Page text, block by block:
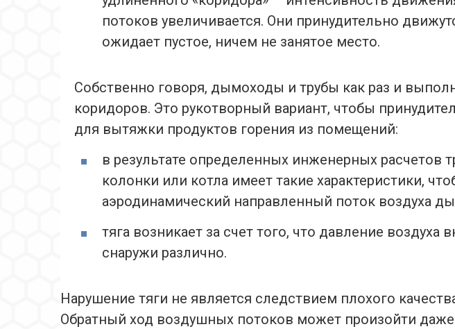
потоков увеличивается. Они принудительно
ожидает пустое, ничем не занятое место.
Собственно говоря, дымоходы и трубы как раз и
коридоров. Это рукотворный вариант, чтобы
для вытяжки продуктов горения из помещений:
в результате определенных инженерных расчетов
колонки или котла имеет такие характеристики,
аэродинамический направленный поток воздуха
тяга возникает за счет того, что давление воздуха
снаружи различно.
Нарушение тяги не является следствием плохого
Обратный ход воздушных потоков может произойти